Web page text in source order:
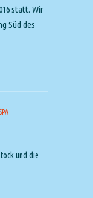
statt. Wir
Süd des
und die